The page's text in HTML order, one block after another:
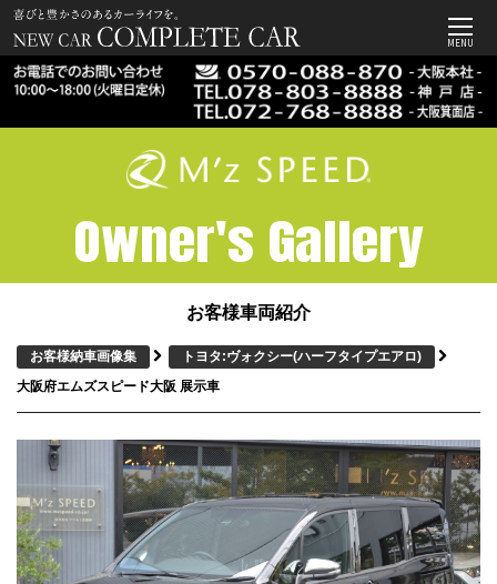
MENU
Owner's Gallery
お客様車両紹介
お客様納車画像集 トヨタ:ヴォクシー(ハーフタイプエアロ)
大阪府エムズスピード大阪 展示車